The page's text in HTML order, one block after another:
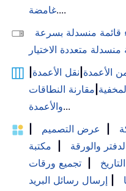
غامضة....
قائمة منسدلة بسرعة
منسدلة متعددة الاختيار
الأعمدة نقل الأعمدة
مقارنة النطاقات
والأعمدة...
عرض التصميم
والورقة
مكتبة
تجميع ورقات
إرسال رسائل البريد